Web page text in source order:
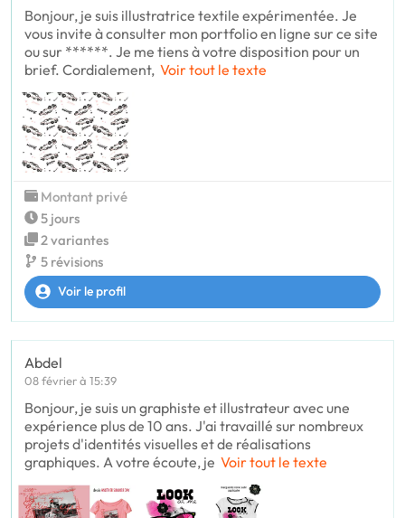
Bonjour, je suis illustratrice textile expérimentée. Je
vous invite à consulter mon portfolio en ligne sur ce site
ou sur ******. Je me tiens à votre disposition pour un
brief. Cordialement, Voir tout le texte
Montant privé
5 jours
2 variantes
5 révisions
Voir le profil
Abdel
08 février à 15:39
Bonjour, je suis un graphiste et illustrateur avec une
expérience plus de 10 ans. J'ai travaillé sur nombreux
projets d'identités visuelles et de réalisations
graphiques. A votre écoute, je Voir tout le texte